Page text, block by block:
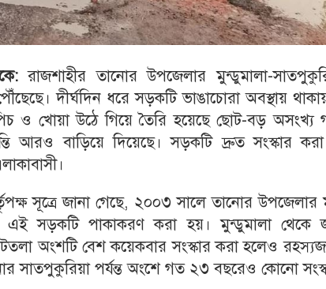
রাজশাহীর তানোর উপজেলার মুন্ডুমালা-
দীর্ঘদিন ধরে সড়কটি ভাঙাচোরা অবস্থায়
পিচ ও খোয়া উঠে গিয়ে তৈরি হয়েছে ছোট-বড় অসংখ্য
আরও বাড়িয়ে দিয়েছে। সড়কটি দ্রুত সংস্কার
সূত্রে জানা গেছে, ২০০৩ সালে তানোর
এই সড়কটি পাকাকরণ করা হয়। মুন্ডুমালা থেকে
অংশটি বেশ কয়েকবার সংস্কার করা হলেও
সাতপুকুরিয়া পর্যন্ত অংশে গত ২৩ বছরেও কোনো